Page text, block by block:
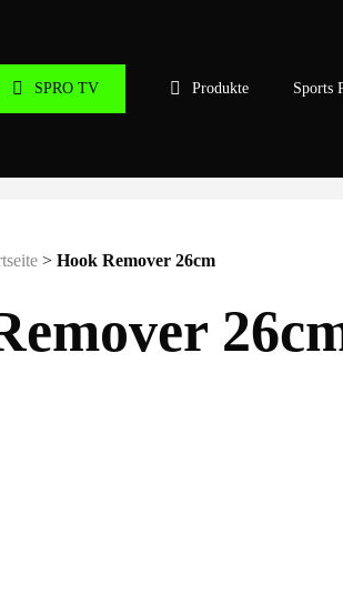
SPRO TV Produkte Sports
> Hook Remover 26cm